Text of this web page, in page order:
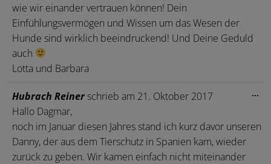
wie wir einander vertrauen können! Dein
Einfühlungsvermögen und Wissen um das Wesen der
Hunde sind wirklich beeindruckend! Und Deine Geduld
auch
Lotta und Barbara
Hubrach Reiner schrieb am 21. Oktober 2017
Hallo Dagmar,
noch im Januar diesen Jahres stand ich kurz davor unseren
Danny, der aus dem Tierschutz in Spanien kam, wieder
zurück zu geben. Wir kamen einfach nicht miteinander
...